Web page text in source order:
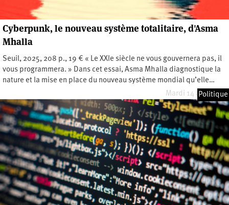
Cyberpunk, le nouveau système totalitaire, d'Asma
Mhalla
Seuil, 2025, 208 p., 19 € « Le XXIe siècle ne vous gouvernera pas, il
vous programmera. » Dans cet essai, Asma Mhalla diagnostique la
nature et la mise en place du nouveau système mondial qu’elle…
Mardi 14 avril 2026
Politique